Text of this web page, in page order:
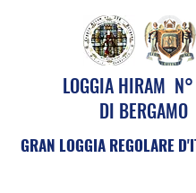
LOGGIA HIRAM
DI BERGAMO
GRAN LOGGIA REGOLARE